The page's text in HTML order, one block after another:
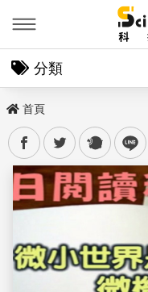
分類
首頁
facebooktwitter plurk line